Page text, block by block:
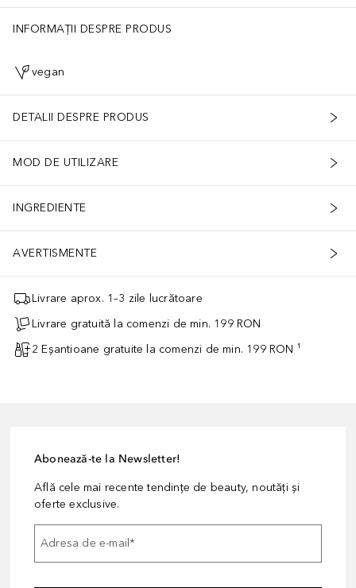
INFORMAȚII DESPRE PRODUS
vegan
DETALII DESPRE PRODUS
MOD DE UTILIZARE
INGREDIENTE
AVERTISMENTE
Livrare aprox. 1–3 zile lucrătoare
Livrare gratuită la comenzi de min. 199 RON
2 Eșantioane gratuite la comenzi de min. 199 RON ¹
Abonează-te la Newsletter!
Află cele mai recente tendințe de beauty, noutăți și
oferte exclusive.
Adresa de e-mail*